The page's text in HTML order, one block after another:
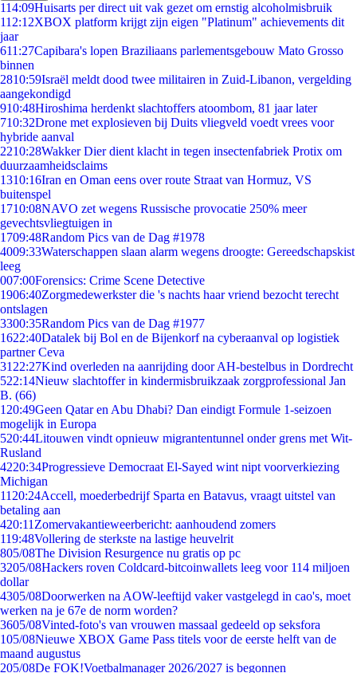
114:09Huisarts per direct uit vak gezet om ernstig alcoholmisbruik
112:12XBOX platform krijgt zijn eigen "Platinum" achievements dit
jaar
611:27Capibara's lopen Braziliaans parlementsgebouw Mato Grosso
binnen
2810:59Israël meldt dood twee militairen in Zuid-Libanon, vergelding
aangekondigd
910:48Hiroshima herdenkt slachtoffers atoombom, 81 jaar later
710:32Drone met explosieven bij Duits vliegveld voedt vrees voor
hybride aanval
2210:28Wakker Dier dient klacht in tegen insectenfabriek Protix om
duurzaamheidsclaims
1310:16Iran en Oman eens over route Straat van Hormuz, VS
buitenspel
1710:08NAVO zet wegens Russische provocatie 250% meer
gevechtsvliegtuigen in
1709:48Random Pics van de Dag #1978
4009:33Waterschappen slaan alarm wegens droogte: Gereedschapskist
leeg
007:00Forensics: Crime Scene Detective
1906:40Zorgmedewerkster die 's nachts haar vriend bezocht terecht
ontslagen
3300:35Random Pics van de Dag #1977
1622:40Datalek bij Bol en de Bijenkorf na cyberaanval op logistiek
partner Ceva
31 22:27Kind overleden na aanrijding door AH-bestelbus in Dordrecht
522:14Nieuw slachtoffer in kindermisbruikzaak zorgprofessional Jan
B. (66)
1 20:49Geen Qatar en Abu Dhabi? Dan eindigt Formule 1-seizoen
mogelijk in Europa
520:44Litouwen vindt opnieuw migrantentunnel onder grens met Wit-
Rusland
4220:34Progressieve Democraat El-Sayed wint nipt voorverkiezing
Michigan
11 20:24Accell, moederbedrijf Sparta en Batavus, vraagt uitstel van
betaling aan
420:11 Zomervakantieweerbericht: aanhoudend zomers
119:48Vollering de sterkste na lastige heuvelrit
805/08The Division Resurgence nu gratis op pc
3205/08Hackers roven Coldcard-bitcoinwallets leeg voor 114 miljoen
dollar
4305/08Doorwerken na AOW-leeftijd vaker vastgelegd in cao's, moet
werken na je 67e de norm worden?
3605/08Vinted-foto's van vrouwen massaal gedeeld op seksfora
105/08Nieuwe XBOX Game Pass titels voor de eerste helft van de
maand augustus
205/08De FOK!Voetbalmanager 2026/2027 is begonnen